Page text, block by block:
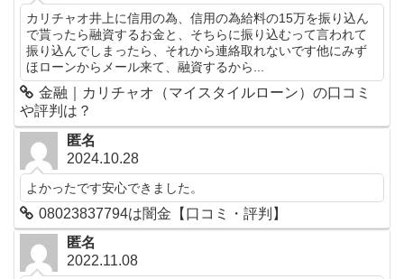
カリチャオ井上に信用の為、信用の為給料の15万を振り込ん
で貰ったら融資するお金と、そちらに振り込むって言われて
振り込んでしまったら、それから連絡取れないです他にみず
ほローンからメール来て、融資するから...
金融｜カリチャオ（マイスタイルローン）の口コミ
や評判は？
匿名
2024.10.28
よかったです安心できました。
08023837794は闇金【口コミ・評判】
匿名
2022.11.08